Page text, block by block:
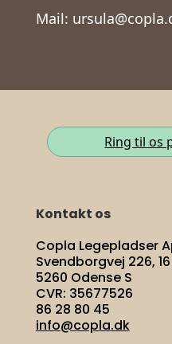
Mail:
Ring til os
Kontakt os
Copla Legepladser
Svendborgvej 226, 16
5260 Odense S
CVR: 35677526
86 28 80 45
info@copla.dk